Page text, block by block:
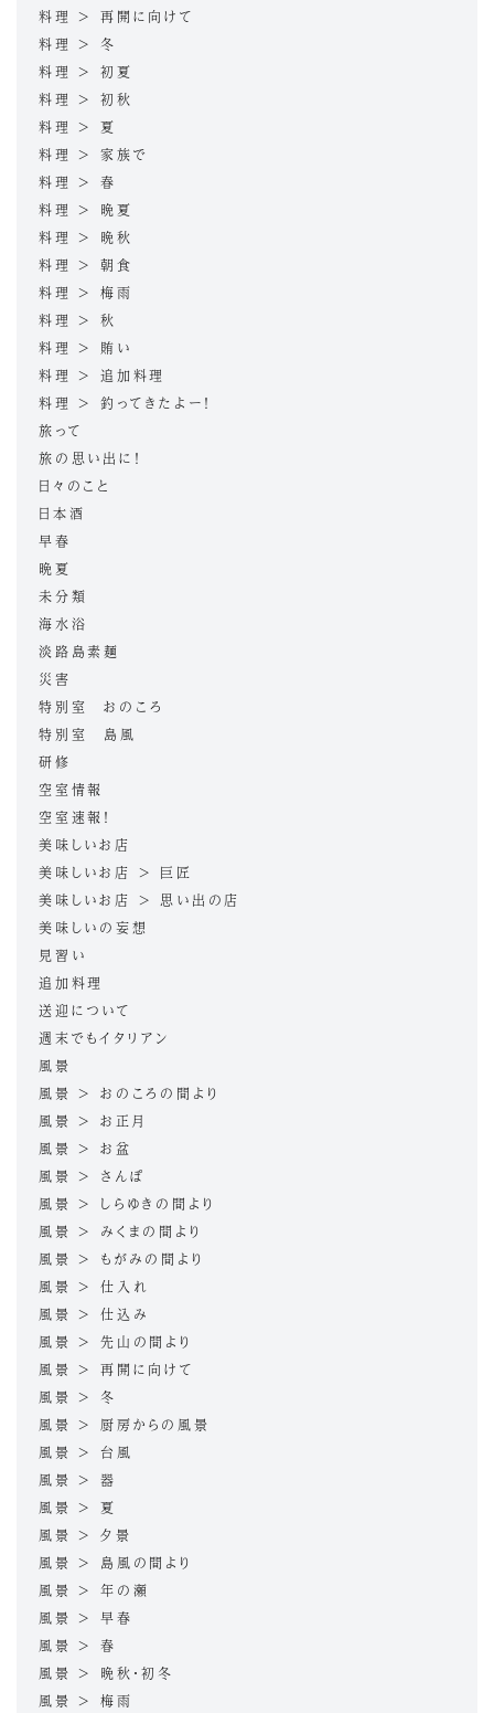
料理 > 再開に向けて
料理 > 冬
料理 > 初夏
料理 > 初秋
料理 > 夏
料理 > 家族で
料理 > 春
料理 > 晩夏
料理 > 晩秋
料理 > 朝食
料理 > 梅雨
料理 > 秋
料理 > 賄い
料理 > 追加料理
料理 > 釣ってきたよー！
旅って
旅の思い出に！
日々のこと
日本酒
早春
晩夏
未分類
海水浴
淡路島素麺
災害
特別室 おのころ
特別室 島風
研修
空室情報
空室速報！
美味しいお店
美味しいお店 > 巨匠
美味しいお店 > 思い出の店
美味しいの妄想
見習い
追加料理
送迎について
週末でもイタリアン
風景
風景 > おのころの間より
風景 > お正月
風景 > お盆
風景 > さんぽ
風景 > しらゆきの間より
風景 > みくまの間より
風景 > もがみの間より
風景 > 仕入れ
風景 > 仕込み
風景 > 先山の間より
風景 > 再開に向けて
風景 > 冬
風景 > 厨房からの風景
風景 > 台風
風景 > 器
風景 > 夏
風景 > 夕景
風景 > 島風の間より
風景 > 年の瀬
風景 > 早春
風景 > 春
風景 > 晩秋・初冬
風景 > 梅雨